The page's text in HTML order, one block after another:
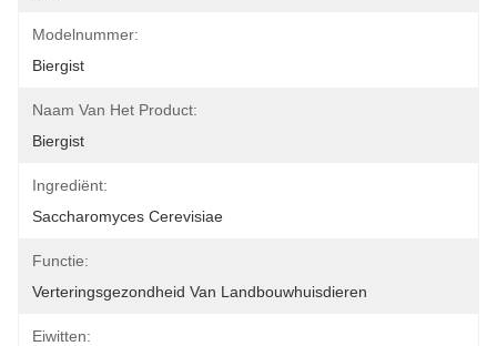
Modelnummer:
Biergist
Naam Van Het Product:
Biergist
Ingrediënt:
Saccharomyces Cerevisiae
Functie:
Verteringsgezondheid Van Landbouwhuisdieren
Eiwitten: